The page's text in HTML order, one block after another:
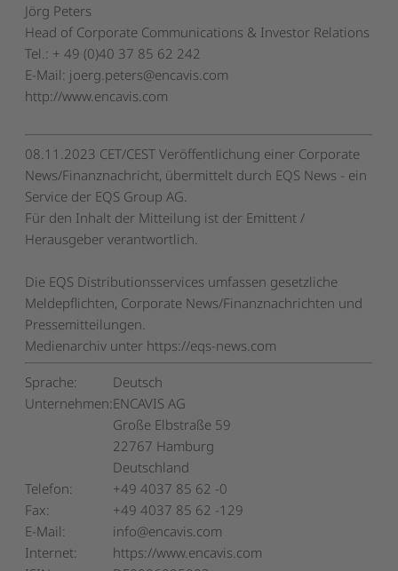
Jörg Peters
Head of Corporate Communications & Investor Relations
Tel.: + 49 (0)40 37 85 62 242
E-Mail: joerg.peters@encavis.com
http://www.encavis.com
08.11.2023 CET/CEST Veröffentlichung einer Corporate
News/Finanznachricht, übermittelt durch EQS News - ein
Service der EQS Group AG.
Für den Inhalt der Mitteilung ist der Emittent /
Herausgeber verantwortlich.
Die EQS Distributionsservices umfassen gesetzliche
Meldepflichten, Corporate News/Finanznachrichten und
Pressemitteilungen.
Medienarchiv unter https://eqs-news.com
Sprache:
Deutsch
Unternehmen:ENCAVIS AG
Große Elbstraße 59
22767 Hamburg
Deutschland
Telefon:
+49 4037 85 62 -0
Fax:
+49 4037 85 62 -129
E-Mail:
info@encavis.com
Internet:
https://www.encavis.com